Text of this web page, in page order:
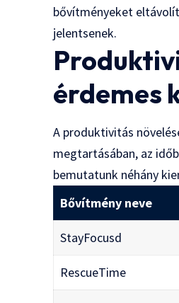
bővítményeket
jelentsenek.
érdemes
A produktivitás
megtartásában, az
bemutatunk néhány
Bővítmény neve
StayFocusd
RescueTime